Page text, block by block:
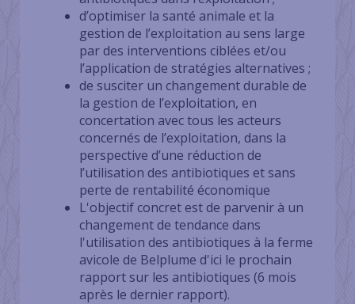
d’optimiser la santé animale et la
gestion de l’exploitation au sens large
par des interventions ciblées et/ou
l’application de stratégies alternatives ;
de susciter un changement durable de
la gestion de l’exploitation, en
concertation avec tous les acteurs
concernés de l’exploitation, dans la
perspective d’une réduction de
l’utilisation des antibiotiques et sans
perte de rentabilité économique
L'objectif concret est de parvenir à un
changement de tendance dans
l'utilisation des antibiotiques à la ferme
avicole de Belplume d'ici le prochain
rapport sur les antibiotiques (6 mois
après le dernier rapport).